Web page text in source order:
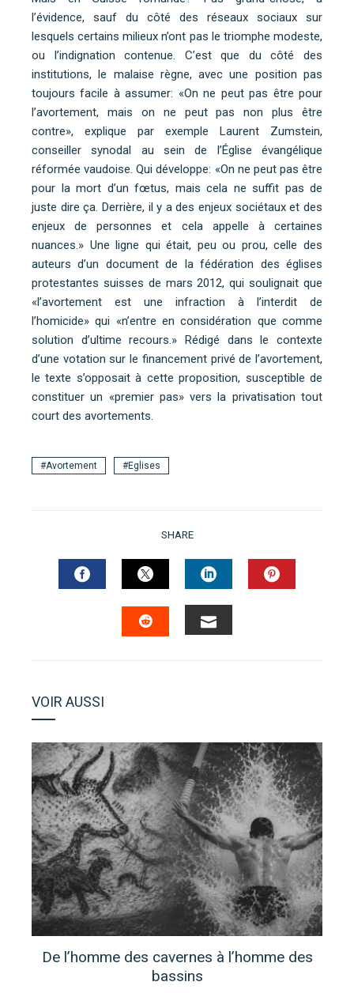
l’évidence, sauf du côté des réseaux sociaux sur
lesquels certains milieux n’ont pas le triomphe modeste,
ou l’indignation contenue. C’est que du côté des
institutions, le malaise règne, avec une position pas
toujours facile à assumer: «On ne peut pas être pour
l’avortement, mais on ne peut pas non plus être
contre», explique par exemple Laurent Zumstein,
conseiller synodal au sein de l’Église évangélique
réformée vaudoise. Qui développe: «On ne peut pas être
pour la mort d’un fœtus, mais cela ne suffit pas de
juste dire ça. Derrière, il y a des enjeux sociétaux et des
enjeux de personnes et cela appelle à certaines
nuances.» Une ligne qui était, peu ou prou, celle des
auteurs d’un document de la fédération des églises
protestantes suisses de mars 2012, qui soulignait que
«l’avortement est une infraction à l’interdit de
l’homicide» qui «n’entre en considération que comme
solution d’ultime recours.» Rédigé dans le contexte
d’une votation sur le financement privé de l’avortement,
le texte s’opposait à cette proposition, susceptible de
constituer un «premier pas» vers la privatisation tout
court des avortements.
Avortement Eglises
SHARE
FACEBOOKTWITTERLINKEDIN
VOIR AUSSI
De l’homme des cavernes à l’homme des
bassins